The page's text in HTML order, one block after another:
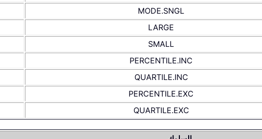
MODE.SNGL
LARGE
SMALL
PERCENTILE.INC
QUARTILE.INC
PERCENTILE.EXC
QUARTILE.EXC